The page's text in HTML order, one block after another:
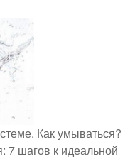
Как умываться?
7 шагов к идеальной